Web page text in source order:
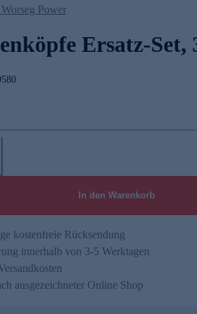
Power
Ersatz-Set,
In den Warenkorb
kostenfreie Rücksendung
innerhalb von 3-5 Werktagen
ausgezeichneter Online Shop